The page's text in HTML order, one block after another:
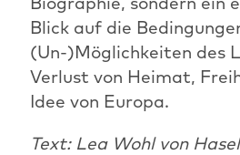
Blick auf die
(Un-)Möglichkeiten des
Verlust von Heimat,
Idee von Europa.
Text: Lea Wohl von